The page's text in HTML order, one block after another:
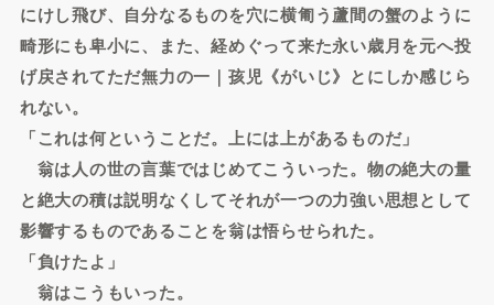
にけし飛び、自分なるものを穴に横匍う蘆間の蟹のように
畸形にも卑小に、また、経めぐって来た永い歳月を元へ投
げ戻されてただ無力の一｜孩児《がいじ》とにしか感じら
れない。
「これは何ということだ。上には上があるものだ」
翁は人の世の言葉ではじめてこういった。物の絶大の量
と絶大の積は説明なくしてそれが一つの力強い思想として
影響するものであることを翁は悟らせられた。
「負けたよ」
翁はこうもいった。